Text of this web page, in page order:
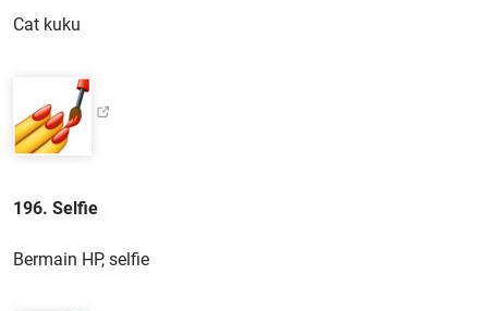
Cat kuku
196. Selfie
Bermain HP, selfie